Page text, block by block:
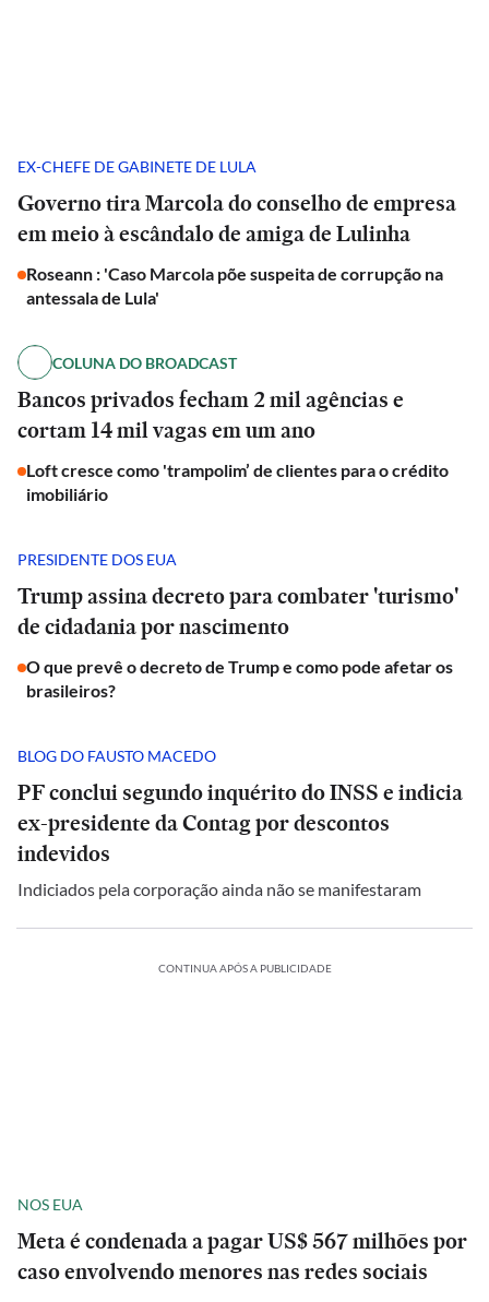
EX-CHEFE DE GABINETE DE LULA
Governo tira Marcola do conselho de empresa
em meio à escândalo de amiga de Lulinha
Roseann : 'Caso Marcola põe suspeita de corrupção na
antessala de Lula'
COLUNA DO BROADCAST
Bancos privados fecham 2 mil agências e
cortam 14 mil vagas em um ano
Loft cresce como 'trampolim’ de clientes para o crédito
imobiliário
PRESIDENTE DOS EUA
Trump assina decreto para combater 'turismo'
de cidadania por nascimento
O que prevê o decreto de Trump e como pode afetar os
brasileiros?
BLOG DO FAUSTO MACEDO
PF conclui segundo inquérito do INSS e indicia
ex-presidente da Contag por descontos
indevidos
Indiciados pela corporação ainda não se manifestaram
CONTINUA APÓS A PUBLICIDADE
NOS EUA
Meta é condenada a pagar US$ 567 milhões por
caso envolvendo menores nas redes sociais